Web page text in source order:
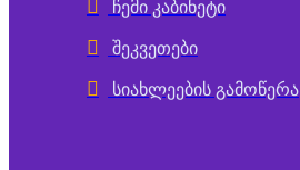
ჩემი კაბინეტი
შეკვეთები
სიახლეების გამოწერა